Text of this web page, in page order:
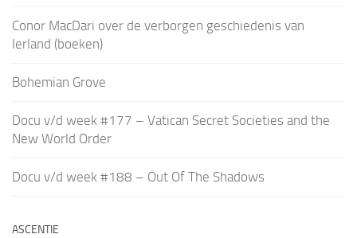
Conor MacDari over de verborgen geschiedenis van
Ierland (boeken)
Bohemian Grove
Docu v/d week #177 – Vatican Secret Societies and the
New World Order
Docu v/d week #188 – Out Of The Shadows
ASCENTIE